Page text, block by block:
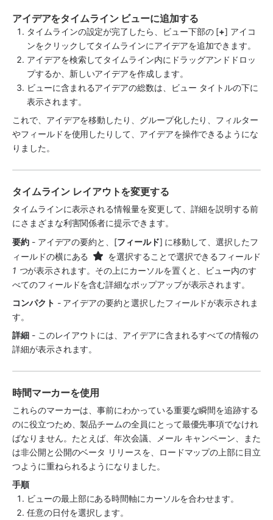
アイデアをタイムライン ビューに追加する
タイムラインの設定が完了したら、ビュー下部の [+] アイコ
ンをクリックしてタイムラインにアイデアを追加できます。
アイデアを検索してタイムライン内にドラッグアンドドロッ
プするか、新しいアイデアを作成します。
ビューに含まれるアイデアの総数は、ビュー タイトルの下に
表示されます。
これで、アイデアを移動したり、グループ化したり、フィルター
やフィールドを使用したりして、アイデアを操作できるようにな
りました。
タイムライン レイアウトを変更する
タイムラインに表示される情報量を変更して、詳細を説明する前
にさまざまな利害関係者に提示できます。
要約 - アイデアの要約と、[フィールド] に移動して、選択したフ
ィールドの横にある
1 つが表示されます。その上にカーソルを置くと、ビュー内のす
べてのフィールドを含む詳細なポップアップが表示されます。
コンパクト - アイデアの要約と選択したフィールドが表示されま
す。
詳細 - このレイアウトには、アイデアに含まれるすべての情報の
詳細が表示されます。
時間マーカーを使用
これらのマーカーは、事前にわかっている重要な瞬間を追跡する
のに役立つため、製品チームの全員にとって最優先事項でなけれ
ばなりません。たとえば、年次会議、メール キャンペーン、また
は非公開と公開のベータ リリースを、ロードマップの上部に目立
つように重ねられるようになりました。
手順
ビューの最上部にある時間軸にカーソルを合わせます。
任意の日付を選択します。